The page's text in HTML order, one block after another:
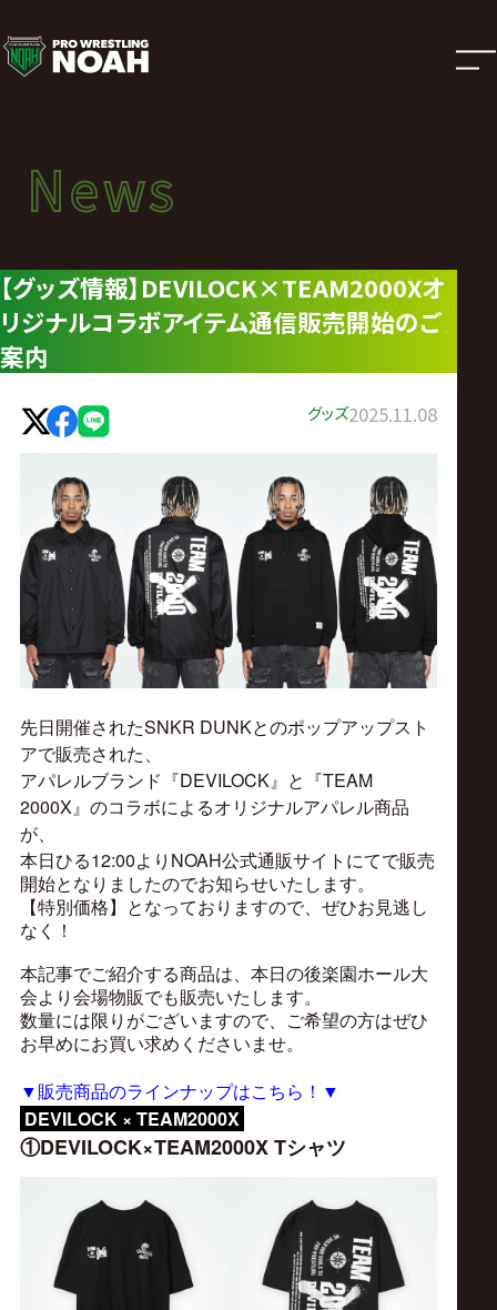
ニ
ュ
ー
ス
|
プ
ロ
ス
リ
ン
グ・
ノ
ア
公
式
サ
イ
ト
News
ニュース
News
【グッズ情報】DEVILOCK×TEAM2000Xオ
リジナルコラボアイテム通信販売開始のご
案内
グッズ2025.11.08
先日開催されたSNKR DUNKとのポップアップスト
アで販売された、
アパレルブランド『DEVILOCK』と『TEAM
2000X』のコラボによるオリジナルアパレル商品
が、
本日ひる12:00より NOAH公式通販サイトにてで販売
開始となりましたのでお知らせいたします。
【特別価格】となっておりますので、ぜひお見逃し
なく！
本記事でご紹介する商品は、本日の後楽園ホール大
会より会場物販でも販売いたします。
数量には限りがございますので、ご希望の方はぜひ
お早めにお買い求めくださいませ。
▼販売商品のラインナップはこちら！▼
DEVILOCK × TEAM2000X
①DEVILOCK×TEAM2000X Tシャツ